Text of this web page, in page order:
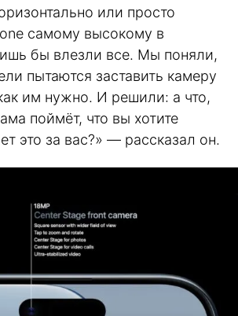
или просто
самому высокому в
бы влезли все. Мы поняли,
пытаются заставить камеру
им нужно. И решили: а что,
поймёт, что вы хотите
это за вас?» — рассказал он.